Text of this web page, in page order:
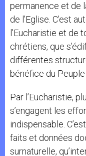
permanence et de
de l’Eglise. C’est
l’Eucharistie et de
chrétiens, que
différentes
bénéfice du Peuple
Par l’Eucharistie,
s’engagent les
indispensable.
faits et données
surnaturelle,